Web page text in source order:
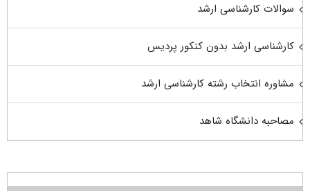
سوالات کارشناسی ارشد
کارشناسی ارشد بدون کنکور پردیس
مشاوره انتخاب رشته کارشناسی ارشد
مصاحبه دانشگاه شاهد